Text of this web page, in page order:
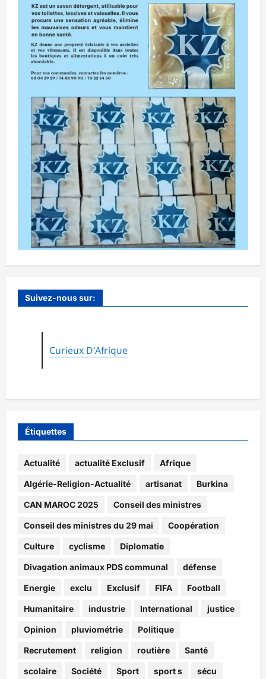
Suivez-nous sur:
Curieux D'Afrique
Étiquettes
Actualité actualité Exclusif Afrique
Algérie-Religion-Actualité artisanat Burkina
CAN MAROC 2025 Conseil des ministres
Conseil des ministres du 29 mai Coopération
Culture cyclisme Diplomatie
Divagation animaux PDS communal défense
Energie exclu Exclusif FIFA Football
Humanitaire industrie International justice
Opinion pluviométrie Politique
Recrutement religion routière Santé
scolaire Société Sport sport s sécu